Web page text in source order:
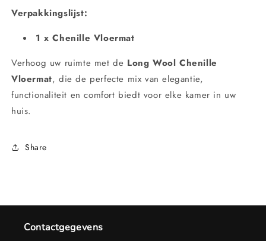
Verpakkingslijst:
1 x Chenille Vloermat
Verhoog uw ruimte met de Long Wool Chenille
Vloermat, die de perfecte mix van elegantie,
functionaliteit en comfort biedt voor elke kamer in uw
huis.
Share
Contactgegevens